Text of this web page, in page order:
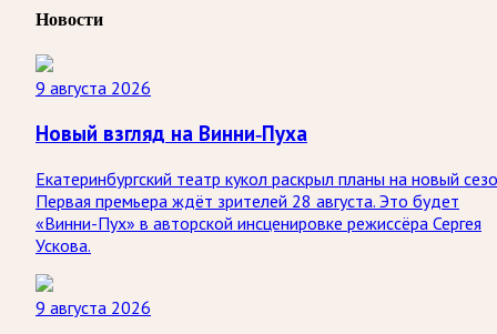
Новости
9 августа 2026
Новый взгляд на Винни-Пуха
Екатеринбургский театр кукол раскрыл планы на новый
Первая премьера ждёт зрителей 28 августа. Это будет
«Винни-Пух» в авторской инсценировке режиссёра Сергея
Ускова.
9 августа 2026